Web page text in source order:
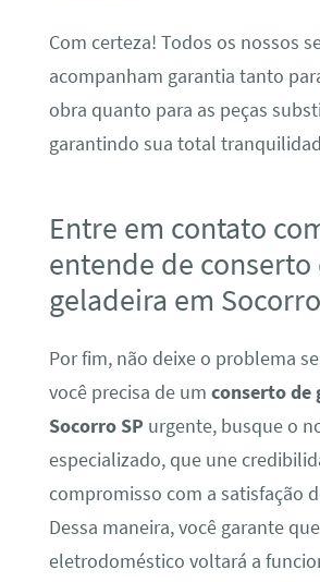
Com certeza! Todos os nossos
acompanham garantia tanto
obra quanto para as peças
garantindo sua total
Entre em contato
entende de conserto
geladeira em
Por fim, não deixe o problema
você precisa de um conserto de
Socorro SP urgente, busque o
especializado, que une
compromisso com a satisfação
Dessa maneira, você garante
eletrodoméstico voltará a